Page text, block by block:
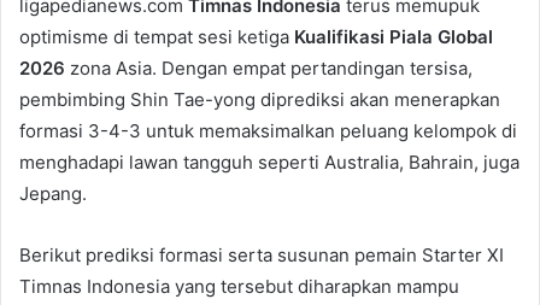
ligapedianews.com Timnas Indonesia terus memupuk
optimisme di tempat sesi ketiga Kualifikasi Piala Global
2026 zona Asia. Dengan empat pertandingan tersisa,
pembimbing Shin Tae-yong diprediksi akan menerapkan
formasi 3-4-3 untuk memaksimalkan peluang kelompok di
menghadapi lawan tangguh seperti Australia, Bahrain, juga
Jepang.
Berikut prediksi formasi serta susunan pemain Starter XI
Timnas Indonesia yang tersebut diharapkan mampu